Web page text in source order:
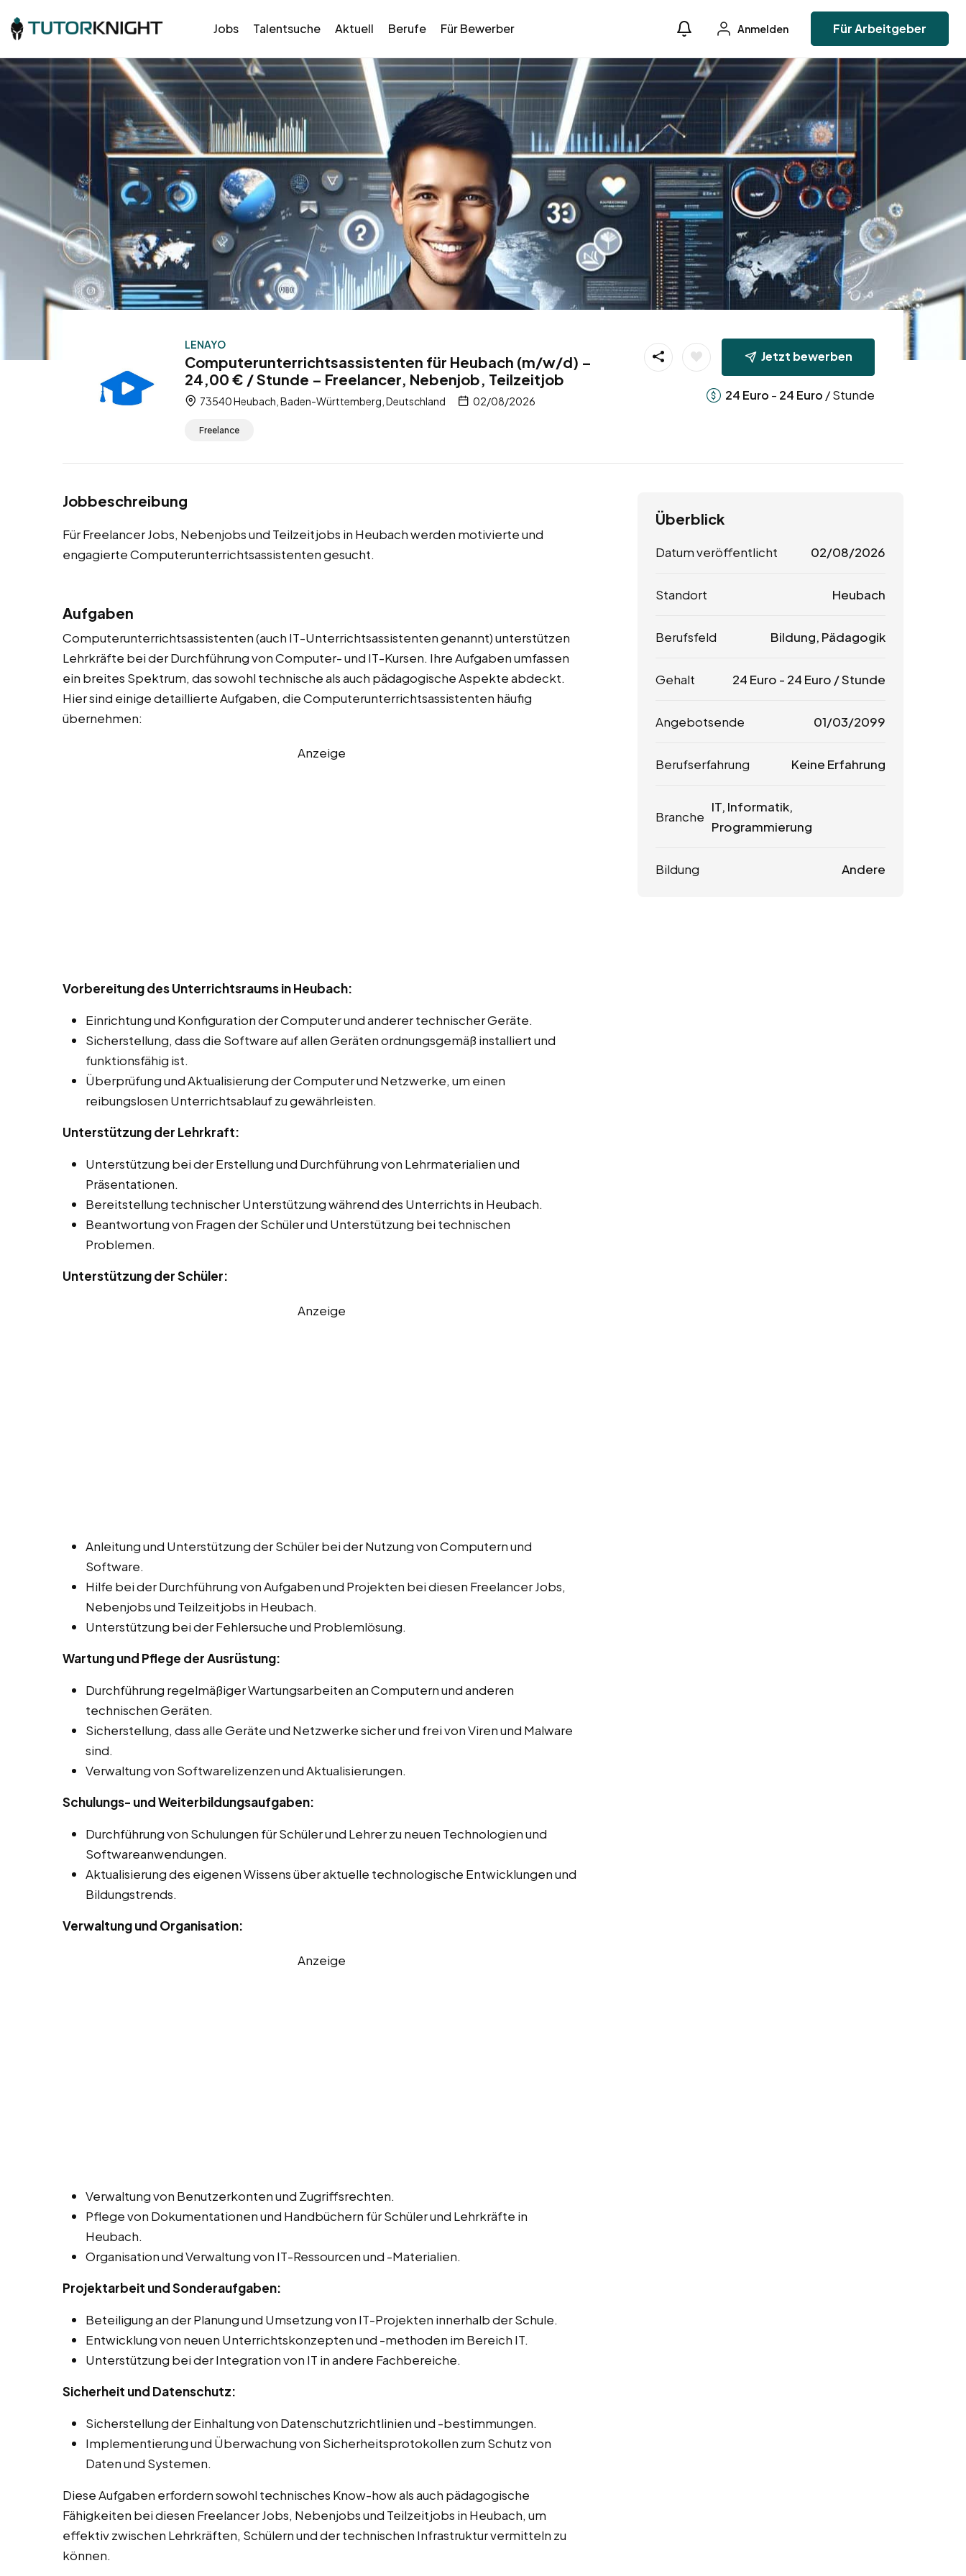
Jobs Talentsuche Aktuell Berufe Für Bewerber Anmelden Für Arbeitgeber
LENAYO
Computerunterrichtsassistenten für Heubach (m/w/d) –
24,00 € / Stunde – Freelancer, Nebenjob, Teilzeitjob
73540 Heubach, Baden-Württemberg, Deutschland 02/08/2026
Freelance
Jetzt bewerben
24 Euro - 24 Euro / Stunde
Jobbeschreibung
Für Freelancer Jobs, Nebenjobs und Teilzeitjobs in Heubach werden motivierte und
engagierte Computerunterrichtsassistenten gesucht.
Aufgaben
Computerunterrichtsassistenten (auch IT-Unterrichtsassistenten genannt) unterstützen
Lehrkräfte bei der Durchführung von Computer- und IT-Kursen. Ihre Aufgaben umfassen
ein breites Spektrum, das sowohl technische als auch pädagogische Aspekte abdeckt.
Hier sind einige detaillierte Aufgaben, die Computerunterrichtsassistenten häufig
übernehmen:
Anzeige
Vorbereitung des Unterrichtsraums in Heubach:
Einrichtung und Konfiguration der Computer und anderer technischer Geräte.
Sicherstellung, dass die Software auf allen Geräten ordnungsgemäß installiert und
funktionsfähig ist.
Überprüfung und Aktualisierung der Computer und Netzwerke, um einen
reibungslosen Unterrichtsablauf zu gewährleisten.
Unterstützung der Lehrkraft:
Unterstützung bei der Erstellung und Durchführung von Lehrmaterialien und
Präsentationen.
Bereitstellung technischer Unterstützung während des Unterrichts in Heubach.
Beantwortung von Fragen der Schüler und Unterstützung bei technischen
Problemen.
Unterstützung der Schüler:
Anzeige
Anleitung und Unterstützung der Schüler bei der Nutzung von Computern und
Software.
Hilfe bei der Durchführung von Aufgaben und Projekten bei diesen Freelancer Jobs,
Nebenjobs und Teilzeitjobs in Heubach.
Unterstützung bei der Fehlersuche und Problemlösung.
Wartung und Pflege der Ausrüstung:
Durchführung regelmäßiger Wartungsarbeiten an Computern und anderen
technischen Geräten.
Sicherstellung, dass alle Geräte und Netzwerke sicher und frei von Viren und Malware
sind.
Verwaltung von Softwarelizenzen und Aktualisierungen.
Schulungs- und Weiterbildungsaufgaben:
Durchführung von Schulungen für Schüler und Lehrer zu neuen Technologien und
Softwareanwendungen.
Aktualisierung des eigenen Wissens über aktuelle technologische Entwicklungen und
Bildungstrends.
Verwaltung und Organisation:
Anzeige
Verwaltung von Benutzerkonten und Zugriffsrechten.
Pflege von Dokumentationen und Handbüchern für Schüler und Lehrkräfte in
Heubach.
Organisation und Verwaltung von IT-Ressourcen und -Materialien.
Projektarbeit und Sonderaufgaben:
Beteiligung an der Planung und Umsetzung von IT-Projekten innerhalb der Schule.
Entwicklung von neuen Unterrichtskonzepten und -methoden im Bereich IT.
Unterstützung bei der Integration von IT in andere Fachbereiche.
Sicherheit und Datenschutz:
Sicherstellung der Einhaltung von Datenschutzrichtlinien und -bestimmungen.
Implementierung und Überwachung von Sicherheitsprotokollen zum Schutz von
Daten und Systemen.
Diese Aufgaben erfordern sowohl technisches Know-how als auch pädagogische
Fähigkeiten bei diesen Freelancer Jobs, Nebenjobs und Teilzeitjobs in Heubach, um
effektiv zwischen Lehrkräften, Schülern und der technischen Infrastruktur vermitteln zu
können.
Überblick
Datum veröffentlicht 02/08/2026
Standort Heubach
Berufsfeld Bildung, Pädagogik
Gehalt 24 Euro - 24 Euro / Stunde
Angebotsende 01/03/2099
Berufserfahrung Keine Erfahrung
Branche
IT, Informatik,
Programmierung
Bildung Andere